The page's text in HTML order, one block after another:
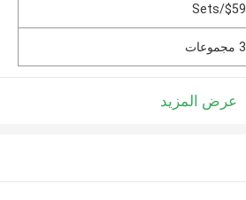
$59/Sets
3 مجموعات
عرض المزيد